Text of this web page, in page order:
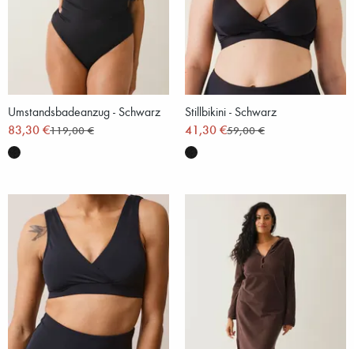
Umstandsbadeanzug - Schwarz
83,30 €119,00 €
Stillbikini - Schwarz
41,30 €59,00 €